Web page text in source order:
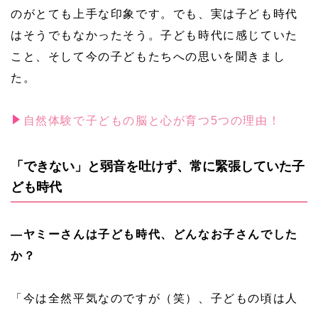
のがとても上手な印象です。でも、実は子ども時代
はそうでもなかったそう。子ども時代に感じていた
こと、そして今の子どもたちへの思いを聞きまし
た。
自然体験で子どもの脳と心が育つ5つの理由！
「できない」と弱音を吐けず、常に緊張していた子
ども時代
—ヤミーさんは子ども時代、どんなお子さんでした
か？
「今は全然平気なのですが（笑）、子どもの頃は人